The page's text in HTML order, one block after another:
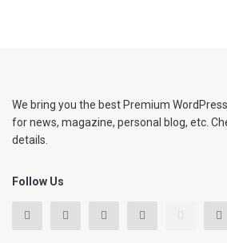
We bring you the best Premium
for news, magazine, personal blog, etc.
details.
Follow Us